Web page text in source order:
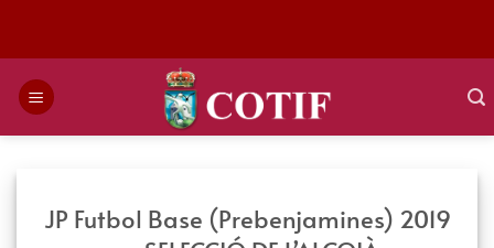
JP Futbol Base (Prebenjamines) 2019